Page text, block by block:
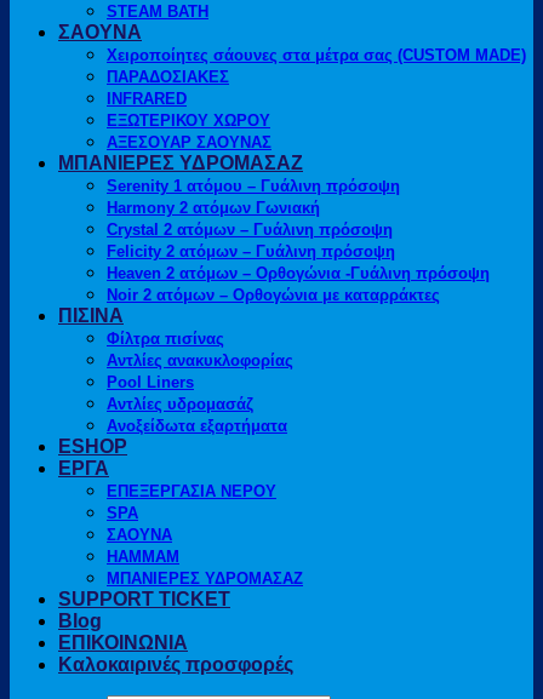
STEAM BATH
ΣΑΟΥΝΑ
Χειροποίητες σάουνες στα μέτρα σας (CUSTOM MADE)
ΠΑΡΑΔΟΣΙΑΚΕΣ
INFRARED
ΕΞΩΤΕΡΙΚΟΥ ΧΩΡΟΥ
ΑΞΕΣΟΥΑΡ ΣΑΟΥΝΑΣ
ΜΠΑΝΙΕΡΕΣ ΥΔΡΟΜΑΣΑΖ
Serenity 1 ατόμου – Γυάλινη πρόσοψη
Harmony 2 ατόμων Γωνιακή
Crystal 2 ατόμων – Γυάλινη πρόσοψη
Felicity 2 ατόμων – Γυάλινη πρόσοψη
Heaven 2 ατόμων – Ορθογώνια -Γυάλινη πρόσοψη
Noir 2 ατόμων – Ορθογώνια με καταρράκτες
ΠΙΣΙΝΑ
Φίλτρα πισίνας
Αντλίες ανακυκλοφορίας
Pool Liners
Αντλίες υδρομασάζ
Ανοξείδωτα εξαρτήματα
ESHOP
ΕΡΓΑ
ΕΠΕΞΕΡΓΑΣΙΑ ΝΕΡΟΥ
SPA
ΣΑΟΥΝΑ
HAMMAM
ΜΠΑΝΙΕΡΕΣ ΥΔΡΟΜΑΣΑΖ
SUPPORT TICKET
Blog
ΕΠΙΚΟΙΝΩΝΙΑ
Καλοκαιρινές προσφορές